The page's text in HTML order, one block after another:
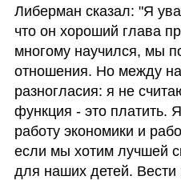
Либерман сказал: "Я
что он хороший глава
многому научился, мы
отношения. Но между
разногласия: я не
функция - это платить.
работу экономики и
если мы хотим лучшей
для наших детей.